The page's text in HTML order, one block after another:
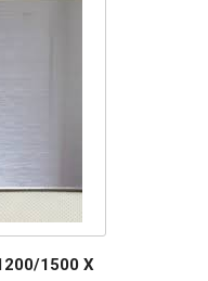
1500 X